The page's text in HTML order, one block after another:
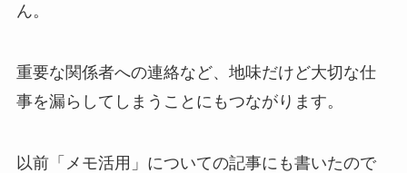
ん。
重要な関係者への連絡など、地味だけど大切な仕
事を漏らしてしまうことにもつながります。
以前「メモ活用」についての記事にも書いたので